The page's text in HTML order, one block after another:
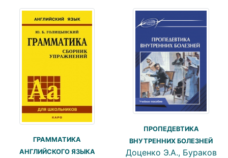
ГРАММАТИКА
АНГЛИЙСКОГО ЯЗЫКА
ПРОПЕДЕВТИКА
ВНУТРЕННИХ БОЛЕЗНЕЙ
Доценко Э.А., Бураков